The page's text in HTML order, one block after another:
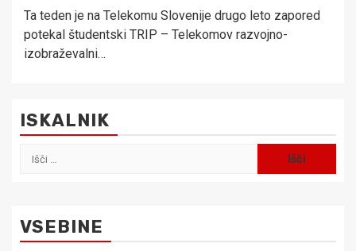
Ta teden je na Telekomu Slovenije drugo leto zapored
potekal študentski TRIP – Telekomov razvojno-
izobraževalni…
ISKALNIK
Išči:
VSEBINE